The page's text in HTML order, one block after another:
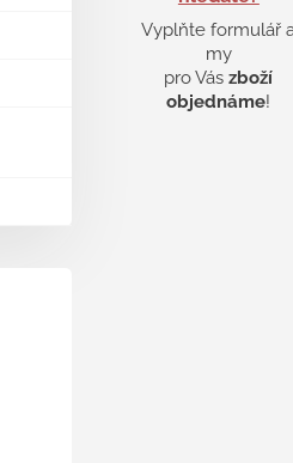
Vyplňte formulář
my
pro Vászboží
objednáme!